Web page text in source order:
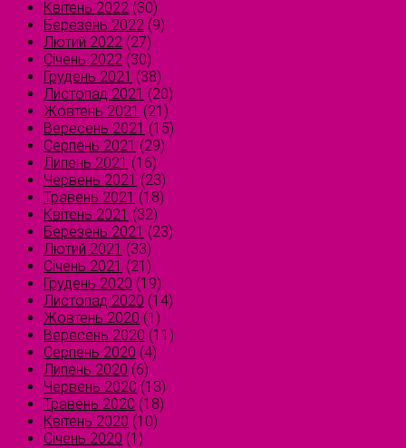
Квітень 2022 (30)
Березень 2022 (9)
Лютий 2022 (27)
Січень 2022 (30)
Грудень 2021 (38)
Листопад 2021 (20)
Жовтень 2021 (21)
Вересень 2021 (15)
Серпень 2021 (29)
Липень 2021 (16)
Червень 2021 (23)
Травень 2021 (18)
Квітень 2021 (32)
Березень 2021 (23)
Лютий 2021 (33)
Січень 2021 (21)
Грудень 2020 (19)
Листопад 2020 (14)
Жовтень 2020 (1)
Вересень 2020 (11)
Серпень 2020 (4)
Липень 2020 (6)
Червень 2020 (13)
Травень 2020 (18)
Квітень 2020 (10)
Січень 2020 (1)